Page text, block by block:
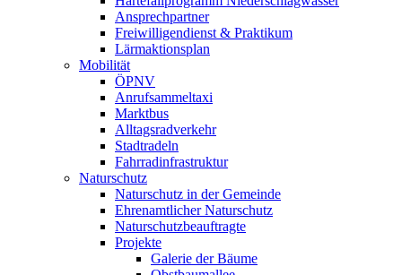
Ansprechpartner
Freiwilligendienst & Praktikum
Lärmaktionsplan
Mobilität
ÖPNV
Anrufsammeltaxi
Marktbus
Alltagsradverkehr
Stadtradeln
Fahrradinfrastruktur
Naturschutz
Naturschutz in der Gemeinde
Ehrenamtlicher Naturschutz
Naturschutzbeauftragte
Projekte
Galerie der Bäume